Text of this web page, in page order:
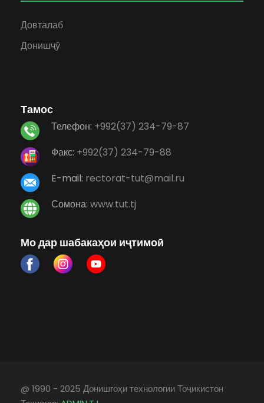
Довталаб
Донишҷӯ
Тамос
Телефон: +992(37) 234-79-87
Факс: +992(37) 234-79-88
E-mail: rectorat-tut@mail.ru
Сомона: www.tut.tj
Мо дар шабакаҳои иҷтимоӣ
@ 1990 - 2025 Донишгоҳи технологии Тоҷикистон